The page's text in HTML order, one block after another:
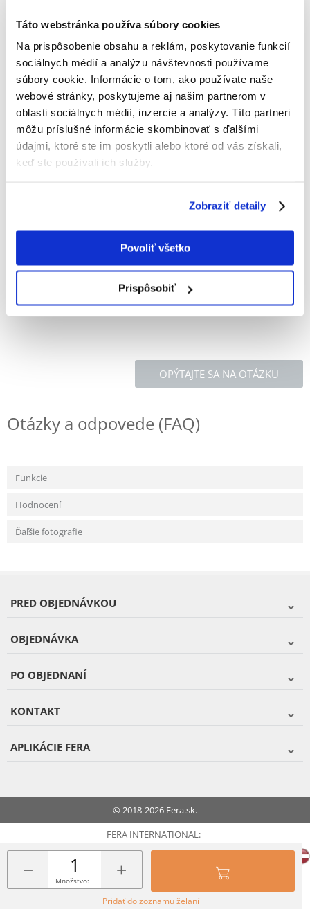
Táto webstránka používa súbory cookies
Na prispôsobenie obsahu a reklám, poskytovanie funkcií
sociálnych médií a analýzu návštevnosti používame
súbory cookie. Informácie o tom, ako používate naše
webové stránky, poskytujeme aj našim partnerom v
oblasti sociálnych médií, inzercie a analýzy. Títo partneri
môžu príslušné informácie skombinovať s ďalšími
údajmi, ktoré ste im poskytli alebo ktoré od vás získali,
keď ste používali ich služby.
Zobraziť detaily
Povoliť všetko
Prispôsobiť
53292
Napísať recenziu
€6.99
ODOSIELAME DO 48HODÍN
− +
Množstvo:
Pridať do zoznamu želaní
Fotky našich zákazníkovPozri ďalšie fotografie
Jednoduchá na inštaláciu. Zaisťuje bočnej strany okien.
Farba: Biela
OPÝTAJTE SA NA OTÁZKU
Otázky a odpovede (FAQ)
Funkcie
Hodnocení
Ďaľšie fotografie
PRED OBJEDNÁVKOU
OBJEDNÁVKA
PO OBJEDNANÍ
KONTAKT
APLIKÁCIE FERA
© 2018-2026 Fera.sk.
FERA INTERNATIONAL: